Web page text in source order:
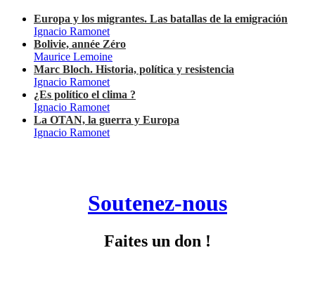
Europa y los migrantes. Las batallas de la emigración
Ignacio Ramonet
Bolivie, année Zéro
Maurice Lemoine
Marc Bloch. Historia, política y resistencia
Ignacio Ramonet
¿Es político el clima ?
Ignacio Ramonet
La OTAN, la guerra y Europa
Ignacio Ramonet
Soutenez-nous
Faites un don !